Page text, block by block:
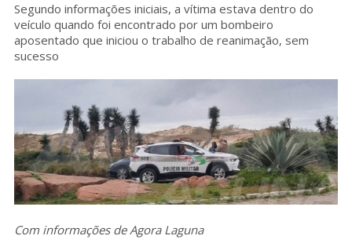
Sobre o HC
Segundo informações iniciais, a vítima estava dentro do
veículo quando foi encontrado por um bombeiro
aposentado que iniciou o trabalho de reanimação, sem
sucesso
Com informações de Agora Laguna